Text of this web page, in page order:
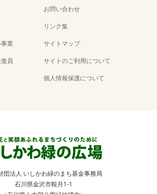
業
員
お問い合わせ
リンク集
サイトマップ
サイトのご利用について
個人情報保護について
団法人 いしかわ緑のまち基金事務局
石川県金沢市鞍月1-1